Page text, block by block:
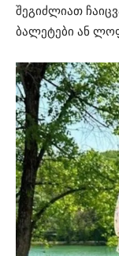
შეგიძლიათ
ბალეტები ან